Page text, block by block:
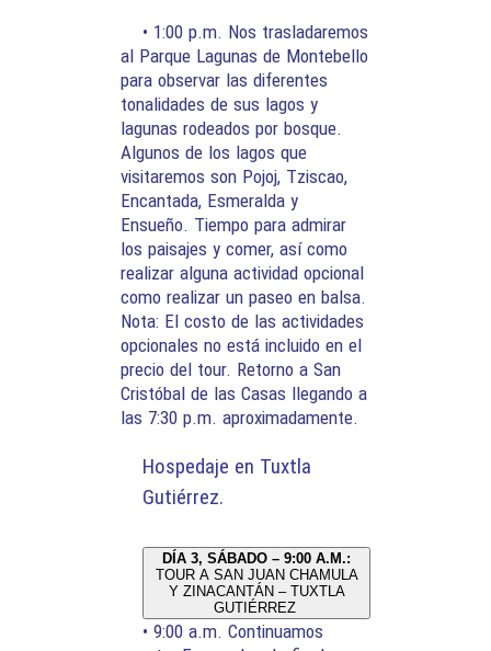
• 1:00 p.m. Nos trasladaremos
al Parque Lagunas de Montebello
para observar las diferentes
tonalidades de sus lagos y
lagunas rodeados por bosque.
Algunos de los lagos que
visitaremos son Pojoj, Tziscao,
Encantada, Esmeralda y
Ensueño. Tiempo para admirar
los paisajes y comer, así como
realizar alguna actividad opcional
como realizar un paseo en balsa.
Nota: El costo de las actividades
opcionales no está incluido en el
precio del tour. Retorno a San
Cristóbal de las Casas llegando a
las 7:30 p.m. aproximadamente.
Hospedaje en Tuxtla
Gutiérrez.
DÍA 3, SÁBADO – 9:00 A.M.:
TOUR A SAN JUAN CHAMULA
Y ZINACANTÁN – TUXTLA
GUTIÉRREZ
• 9:00 a.m. Continuamos